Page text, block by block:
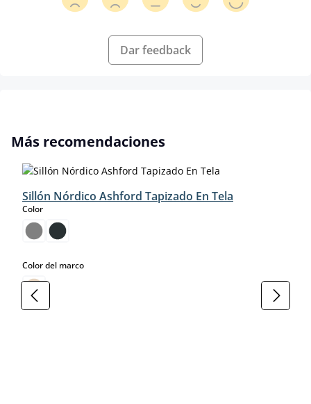
Dar feedback
Omitir la galería de productos
Más recomendaciones
Sillón Nórdico Ashford Tapizado En Tela
Colorselect
Color del marcoselect